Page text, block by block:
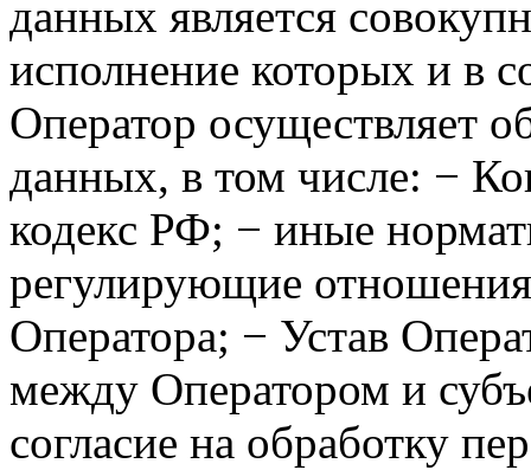
данных является
исполнение которых и в
Оператор осуществляет
данных, в том числе: −
кодекс РФ; − иные
регулирующие
Оператора; − Устав
между Оператором и
согласие на обработку